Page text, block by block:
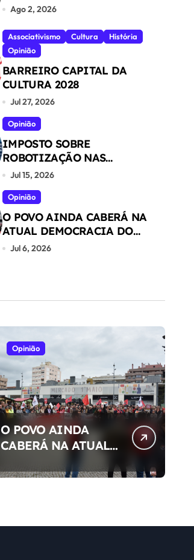
Ago 2, 2026
Associativismo Cultura
História
Opinião
BARREIRO CAPITAL DA
CULTURA 2028
Jul 27, 2026
Opinião
IMPOSTO SOBRE
ROBOTIZAÇÃO NAS
EMPRESAS
Jul 15, 2026
Opinião
O POVO AINDA CABERÁ NA
ATUAL DEMOCRACIA DO
NOSSO PAÍS ?
Jul 6, 2026
Opinião
O POVO AINDA
CABERÁ NA ATUAL
NOSSO PAÍS ?